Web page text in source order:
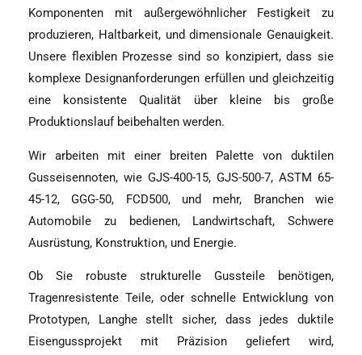
Komponenten mit außergewöhnlicher Festigkeit zu
produzieren, Haltbarkeit, und dimensionale Genauigkeit.
Unsere flexiblen Prozesse sind so konzipiert, dass sie
komplexe Designanforderungen erfüllen und gleichzeitig
eine konsistente Qualität über kleine bis große
Produktionslauf beibehalten werden.
Wir arbeiten mit einer breiten Palette von duktilen
Gusseisennoten, wie GJS-400-15, GJS-500-7, ASTM 65-
45-12, GGG-50, FCD500, und mehr, Branchen wie
Automobile zu bedienen, Landwirtschaft, Schwere
Ausrüstung, Konstruktion, und Energie.
Ob Sie robuste strukturelle Gussteile benötigen,
Tragenresistente Teile, oder schnelle Entwicklung von
Prototypen, Langhe stellt sicher, dass jedes duktile
Eisengussprojekt mit Präzision geliefert wird,